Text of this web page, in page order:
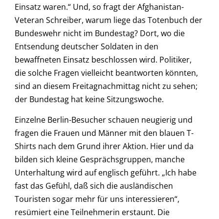
Einsatz waren.“ Und, so fragt der Afghanistan-
Veteran Schreiber, warum liege das Totenbuch der
Bundeswehr nicht im Bundestag? Dort, wo die
Entsendung deutscher Soldaten in den
bewaffneten Einsatz beschlossen wird. Politiker,
die solche Fragen vielleicht beantworten könnten,
sind an diesem Freitagnachmittag nicht zu sehen;
der Bundestag hat keine Sitzungswoche.
Einzelne Berlin-Besucher schauen neugierig und
fragen die Frauen und Männer mit den blauen T-
Shirts nach dem Grund ihrer Aktion. Hier und da
bilden sich kleine Gesprächsgruppen, manche
Unterhaltung wird auf englisch geführt. „Ich habe
fast das Gefühl, daß sich die ausländischen
Touristen sogar mehr für uns interessieren“,
resümiert eine Teilnehmerin erstaunt. Die